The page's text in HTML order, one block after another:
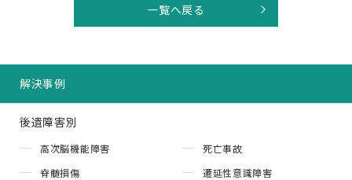
一覧へ戻る
解決事例
後遺障害別
高次脳機能障害
死亡事故
脊髄損傷
遷延性意識障害